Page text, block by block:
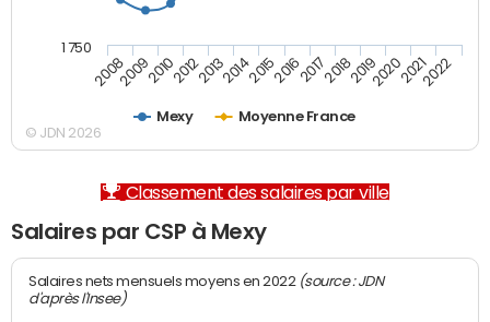
Mexy Moyenne France
20082009201020122013201420152016201720182019202020212022
1 750
© JDN 2026
Classement des salaires par ville
Salaires par CSP à Mexy
Salaires nets mensuels moyens en 2022 (source : JDN
d'après l'Insee)